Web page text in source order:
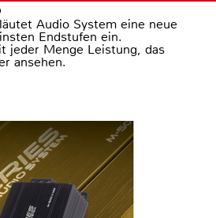
Audio System eine neue
Endstufen ein.
jeder Menge Leistung, das
ansehen.